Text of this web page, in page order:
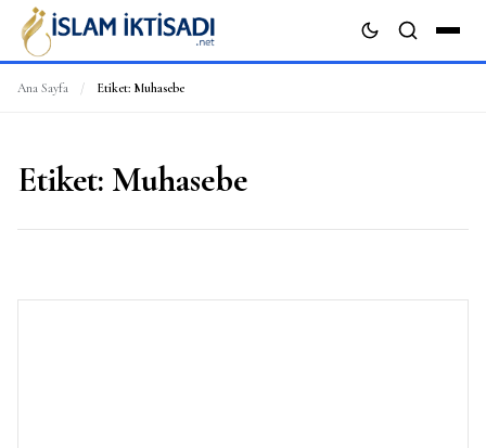
Ana Sayfa / Etiket: Muhasebe
Etiket: Muhasebe